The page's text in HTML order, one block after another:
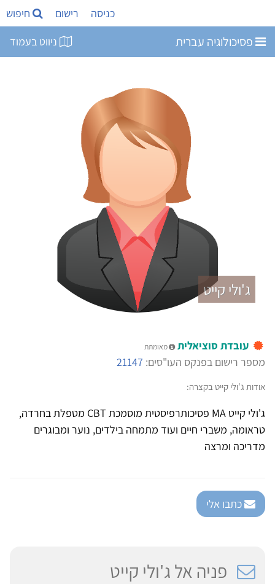
כניסה רישום חיפוש
פסיכולוגיה עברית ניווט בעמוד
ג'ולי קייט
עובדת סוציאלית מאומתת
מספר רישום בפנקס העו"סים: 21147
אודות ג'ולי קייט בקצרה:
ג'ולי קייט MA פסיכותרפיסטית מוסמכת CBT מטפלת בחרדה,
טראומה, משברי חיים ועוד מתמחה בילדים, נוער ומבוגרים
מדריכה ומרצה
כתבו אלי
פניה אל ג'ולי קייט